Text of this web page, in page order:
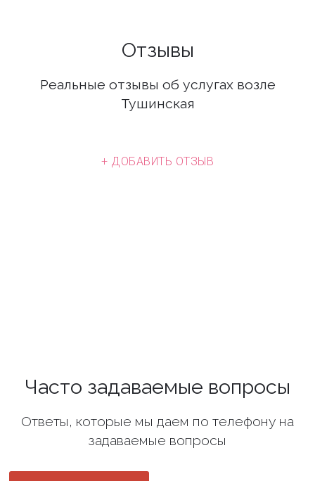
Отзывы
Реальные отзывы об услугах возле
Тушинская
+ ДОБАВИТЬ ОТЗЫВ
Часто задаваемые вопросы
Ответы, которые мы даем по телефону на
задаваемые вопросы